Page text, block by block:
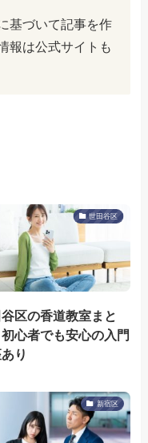
基づいて記事を作
報は公式サイトも
世田谷区
区の香道教室まと
心者でも安心の入門
り
新宿区